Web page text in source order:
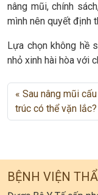
nâng mũi, chính
mình nên quyết định
Lựa chọn không hề
nhỏ xinh hài hòa với
Sau nâng mũi cấu
trúc có thể vặn lắc?
BỆNH VIỆN